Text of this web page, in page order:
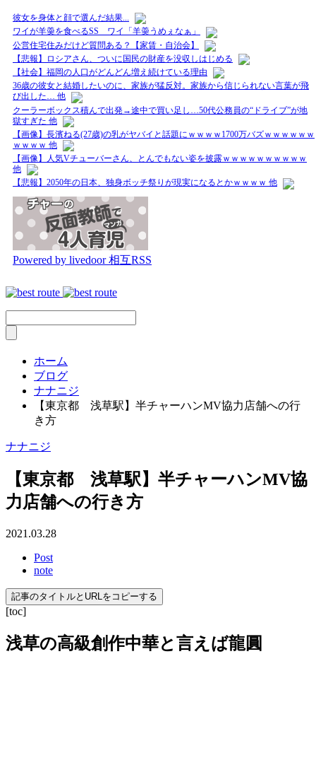
彼女を身体と顔で選んだ結果...
ワイが羊羮を食べるSS ワイ「羊羮うめぇなぁ」
公営住宅住みだけど質問ある？【家賃・自治会】
【悲報】ロシアさん、ついに国民の財産を没収しはじめる
【社会】福岡の人口がどんどん増え続けている理由
36歳の彼女と結婚したいのに、家族が猛反対。家族から信じられない言葉が飛
び出した… 他
クーラーボックス積んで出発→途中で買い足し…50代公務員の“ドライブ”が地
獄すぎた 他
【画像】長濱ねる(27歳)の乳がヤバイと話題にｗｗｗｗ1700万バズｗｗｗｗｗｗ
ｗｗｗｗ 他
【画像】人気Vチューバーさん、とんでもない姿を披露ｗｗｗｗｗｗｗｗｗｗ
他
【悲報】2050年の日本、独身ボッチ祭りが現実になるとかｗｗｗｗ 他
Powered by livedoor 相互RSS
ホーム
ブログ
ナナニジ
【東京都 浅草駅】半チャーハンMV協力店舗への行
き方
ナナニジ
【東京都 浅草駅】半チャーハンMV協
力店舗への行き方
2021.03.28
Post
note
記事のタイトルとURLをコピーする
[toc]
浅草の高級創作中華と言えば龍圓